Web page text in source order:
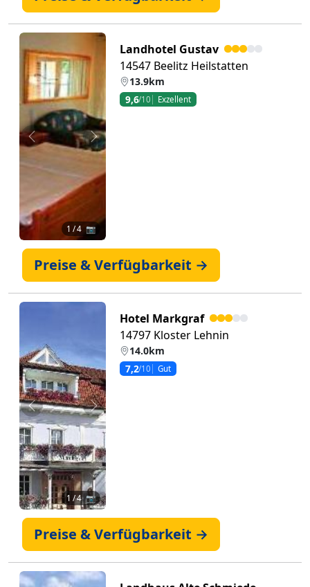
Zurück Weiter
1 / 4 📷
Landhotel Gustav
14547 Beelitz Heilstatten
13.9km
9,6/10 Exzellent
Preise & Verfügbarkeit →
Zurück Weiter
1 / 4 📷
Hotel Markgraf
14797 Kloster Lehnin
14.0km
7,2/10 Gut
Preise & Verfügbarkeit →